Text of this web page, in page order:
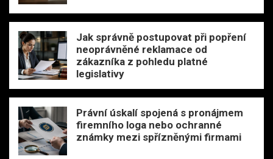
Jak správně postupovat při popření
neoprávněné reklamace od
zákazníka z pohledu platné
legislativy
Právní úskalí spojená s pronájmem
firemního loga nebo ochranné
známky mezi spřízněnými firmami